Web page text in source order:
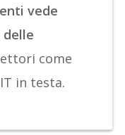
vede
delle
come
in testa.